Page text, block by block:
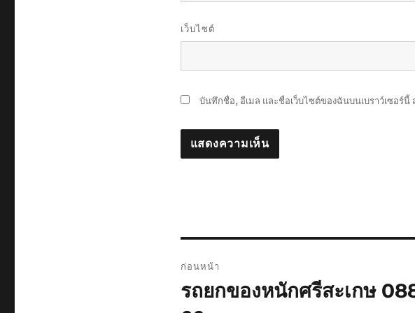
เว็บไซต์
บันทึกชื่อ, อีเมล และชื่อเว็บไซต์ของฉันบนเบราว์เซอร์นี้
เรื่อง
ก่อนหน้า
เรื่อง
รถยกของหนักศรีสะเกษ